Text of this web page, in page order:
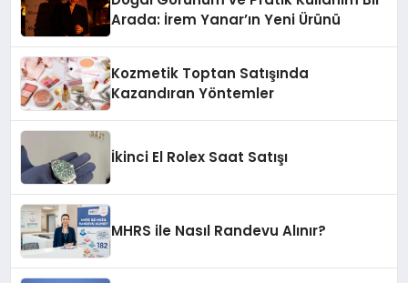
Arada: İrem Yanar’ın Yeni Ürünü
Kozmetik Toptan Satışında
Kazandıran Yöntemler
İkinci El Rolex Saat Satışı
MHRS ile Nasıl Randevu Alınır?